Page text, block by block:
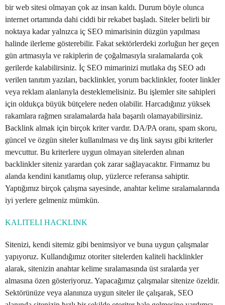
bir web sitesi olmayan çok az insan kaldı. Durum böyle olunca
internet ortamında dahi ciddi bir rekabet başladı. Siteler belirli bir
noktaya kadar yalnızca iç SEO mimarisinin düzgün yapılması
halinde ilerleme gösterebilir. Fakat sektörlerdeki zorluğun her geçen
gün artmasıyla ve rakiplerin de çoğalmasıyla sıralamalarda çok
gerilerde kalabilirsiniz. İç SEO mimarinizi mutlaka dış SEO adı
verilen tanıtım yazıları, backlinkler, yorum backlinkler, footer linkler
veya reklam alanlarıyla desteklemelisiniz. Bu işlemler site sahipleri
için oldukça büyük bütçelere neden olabilir. Harcadığınız yüksek
rakamlara rağmen sıralamalarda hala başarılı olamayabilirsiniz.
Backlink almak için birçok kriter vardır. DA/PA oranı, spam skoru,
güncel ve özgün siteler kullanılması ve dış link sayısı gibi kriterler
mevcuttur. Bu kriterlere uygun olmayan sitelerden alınan
backlinkler siteniz yarardan çok zarar sağlayacaktır. Firmamız bu
alanda kendini kanıtlamış olup, yüzlerce referansa sahiptir.
Yaptığımız birçok çalışma sayesinde, anahtar kelime sıralamalarında
iyi yerlere gelmeniz mümkün.
KALITELI HACKLINK
Sitenizi, kendi sitemiz gibi benimsiyor ve buna uygun çalışmalar
yapıyoruz. Kullandığımız otoriter sitelerden kaliteli hacklinkler
alarak, sitenizin anahtar kelime sıralamasında üst sıralarda yer
almasına özen gösteriyoruz. Yapacağımız çalışmalar sitenize özeldir.
Sektörünüze veya alanınıza uygun siteler ile çalışarak, SEO